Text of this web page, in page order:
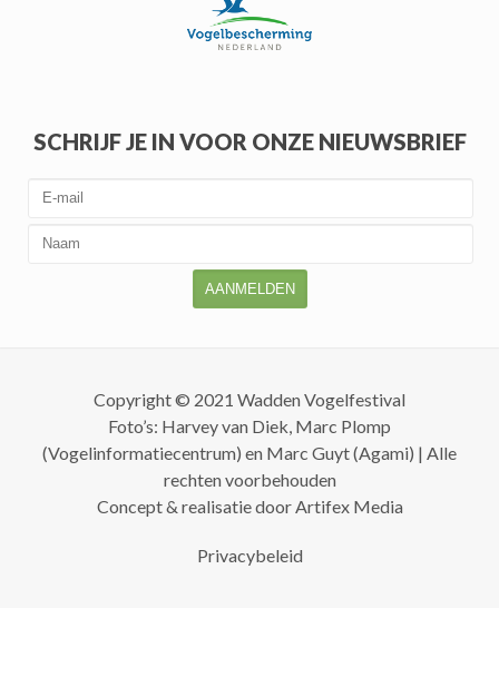
SCHRIJF JE IN VOOR ONZE NIEUWSBRIEF
AANMELDEN
Copyright © 2021 Wadden Vogelfestival
Foto’s: Harvey van Diek, Marc Plomp
(Vogelinformatiecentrum) en Marc Guyt (Agami) | Alle
rechten voorbehouden
Concept & realisatie doorArtifex Media
Privacybeleid